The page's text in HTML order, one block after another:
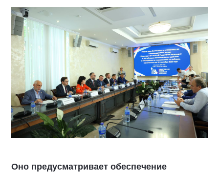
Оно предусматривает обеспечение